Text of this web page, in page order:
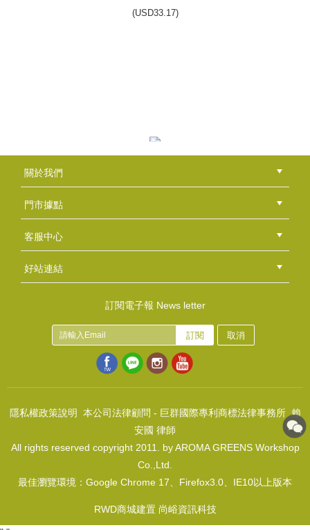
皂玩藝~動物好萌DIY組合包-海豚吹泡泡(四入)
皂玩藝~動物好萌DIY組合包-草原上的獅子(四入)
NT$999
(USD33.17)
(USD33.17)
NT$800
(USD26.56)
關於我們
公司簡介
品牌故事
最新消息
隱私權聲明
版權聲明
門市據點
總部
北區
中區
南區
東區
海外
客服中心
會員等級
購物流程
訂單查詢
常見問題
海外訂購流程
連絡我們
下載專區
紅利點數
好站連結
訂閱電子報 News letter
訂閱 取消
隱私權政策說明 本公司法律顧問 - 巨群國際專利商標法律事務所 賴
安國 律師
All rights reserved copyright 2011. by AROMA GREENS Workshop
Co.,Ltd.
最佳瀏覽環境：Google Chrome 17、Firefox3.0、IE10以上版本
RWD商城建置 尚峪資訊科技